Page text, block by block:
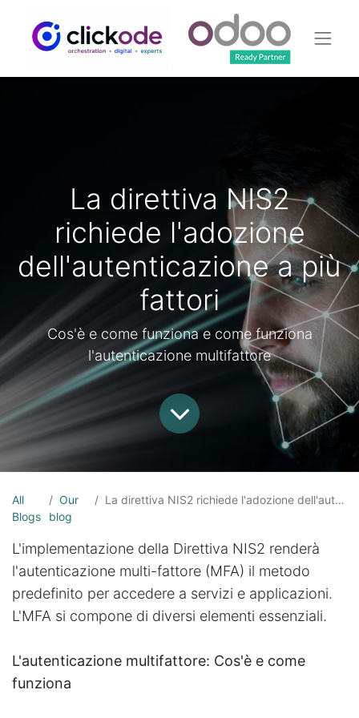
La direttiva NIS2
richiede l'adozione
dell'autenticazione a più
fattori
Cos'è e come funziona e come funziona
l'autenticazione multifattore
All
Blogs
Our
blog
La direttiva NIS2 richiede l'adozione dell'autenticazione a più fattori
L'implementazione della Direttiva NIS2 renderà
l'autenticazione multi-fattore (MFA) il metodo
predefinito per accedere a servizi e applicazioni.
L'MFA si compone di diversi elementi essenziali.
L'autenticazione multifattore: Cos'è e come
funziona